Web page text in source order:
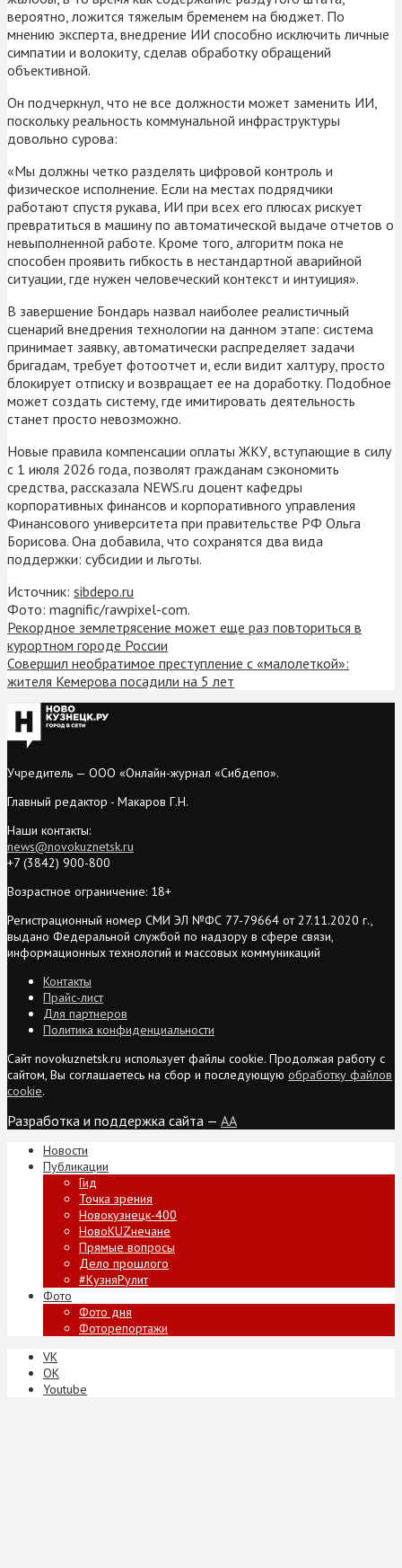
вероятно, ложится тяжелым бременем на бюджет. По
мнению эксперта, внедрение ИИ способно исключить личные
симпатии и волокиту, сделав обработку обращений
объективной.
Он подчеркнул, что не все должности может заменить ИИ,
поскольку реальность коммунальной инфраструктуры
довольно сурова:
«Мы должны четко разделять цифровой контроль и
физическое исполнение. Если на местах подрядчики
работают спустя рукава, ИИ при всех его плюсах рискует
превратиться в машину по автоматической выдаче отчетов о
невыполненной работе. Кроме того, алгоритм пока не
способен проявить гибкость в нестандартной аварийной
ситуации, где нужен человеческий контекст и интуиция».
В завершение Бондарь назвал наиболее реалистичный
сценарий внедрения технологии на данном этапе: система
принимает заявку, автоматически распределяет задачи
бригадам, требует фотоотчет и, если видит халтуру, просто
блокирует отписку и возвращает ее на доработку. Подобное
может создать систему, где имитировать деятельность
станет просто невозможно.
Новые правила компенсации оплаты ЖКУ, вступающие в силу
с 1 июля 2026 года, позволят гражданам сэкономить
средства, рассказала NEWS.ru доцент кафедры
корпоративных финансов и корпоративного управления
Финансового университета при правительстве РФ Ольга
Борисова. Она добавила, что сохранятся два вида
поддержки: субсидии и льготы.
Источник: sibdepo.ru
Фото: magnific/rawpixel-com.
Рекордное землетрясение может еще раз повториться в
курортном городе России
Совершил необратимое преступление с «малолеткой»:
жителя Кемерова посадили на 5 лет
Учредитель — ООО «Онлайн-журнал «Сибдепо».
Главный редактор - Макаров Г.Н.
Наши контакты:
news@novokuznetsk.ru
+7 (3842) 900-800
Возрастное ограничение: 18+
Регистрационный номер СМИ ЭЛ №ФС 77-79664 от 27.11.2020 г.,
выдано Федеральной службой по надзору в сфере связи,
информационных технологий и массовых коммуникаций
Контакты
Прайс-лист
Для партнеров
Политика конфиденциальности
Сайт novokuznetsk.ru использует файлы cookie. Продолжая работу с
сайтом, Вы соглашаетесь на сбор и последующую обработку файлов
cookie.
Разработка и поддержка сайта — AA
Новости
Публикации
Гид
Точка зрения
Новокузнецк-400
НовоKUZнечане
Прямые вопросы
Дело прошлого
#КузняРулит
Фото
Фото дня
Фоторепортажи
VK
ОК
Youtube